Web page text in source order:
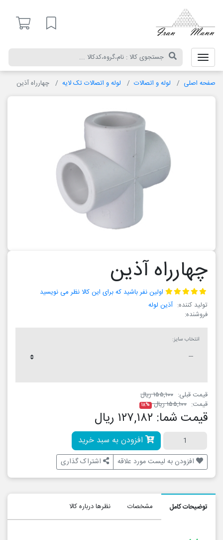
لیست مورد علاقه
صفحه اصلی لوله و اتصالات لوله و اتصالات تک لایه چهارراه آذین
چهارراه آذین
اولین نفر باشید که برای این کالا نظر می نویسید
تولید کننده: آذین لوله
فروشنده:
انتخاب سایز:
قیمت قبلی: ۱۵۵,۱۰۰ ریال
قیمت: ۱۵۵,۱۰۰ ریال ۱۸%
قیمت شما: ۱۲۷,۱۸۲ ریال
افزودن به سبد خرید
افزودن به لیست مورد علاقه اشتراک گذاری
توضیحات کامل مشخصات نظرها درباره کالا